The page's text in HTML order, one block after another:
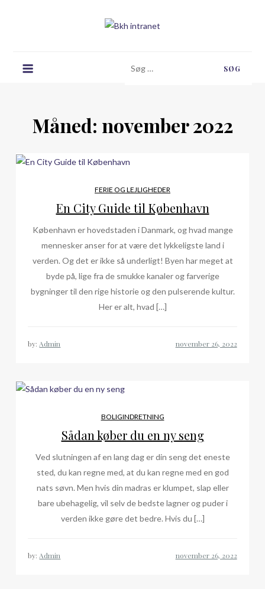
efter:
Måned: november 2022
FERIE OG LEJLIGHEDER
En City Guide til København
København er hovedstaden i Danmark, og hvad mange
mennesker anser for at være det lykkeligste land i
verden. Og det er ikke så underligt! Byen har meget at
byde på, lige fra de smukke kanaler og farverige
bygninger til den rige historie og den pulserende kultur.
Her er alt, hvad […]
by: Admin
BOLIGINDRETNING
Sådan køber du en ny seng
Ved slutningen af en lang dag er din seng det eneste
sted, du kan regne med, at du kan regne med en god
nats søvn. Men hvis din madras er klumpet, slap eller
bare ubehagelig, vil selv de bedste lagner og puder i
verden ikke gøre det bedre. Hvis du […]
by:Admin